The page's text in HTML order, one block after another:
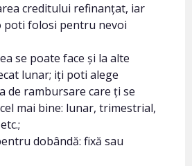
creditului refinanțat, iar
poti folosi pentru nevoi
se poate face și la alte
lunar; iți poti alege
de rambursare care ți se
mai bine: lunar, trimestrial,
dobândă: fixă sau